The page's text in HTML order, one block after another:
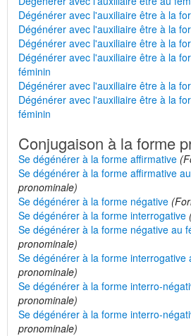
Dégénérer avec l'auxiliaire être à la
Dégénérer avec l'auxiliaire être à la
Dégénérer avec l'auxiliaire être à la
Dégénérer avec l'auxiliaire être à la
féminin
Dégénérer avec l'auxiliaire être à la
Dégénérer avec l'auxiliaire être à la
féminin
Conjugaison à la forme
Se dégénérer à la forme affirmative
Se dégénérer à la forme affirmative
pronominale)
Se dégénérer à la forme négative
Se dégénérer à la forme interrogative
Se dégénérer à la forme négative au
pronominale)
Se dégénérer à la forme interrogative
pronominale)
Se dégénérer à la forme interro-
pronominale)
Se dégénérer à la forme interro-
pronominale)